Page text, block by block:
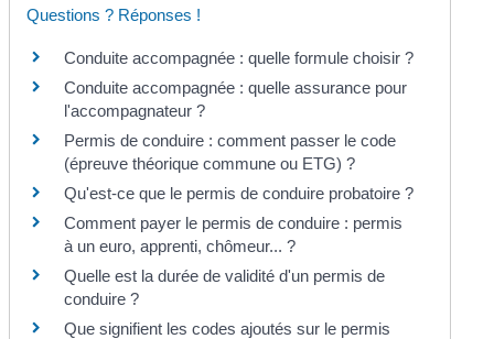
Questions ? Réponses !
Conduite accompagnée : quelle formule choisir ?
Conduite accompagnée : quelle assurance pour
l'accompagnateur ?
Permis de conduire : comment passer le code
(épreuve théorique commune ou ETG) ?
Qu'est-ce que le permis de conduire probatoire ?
Comment payer le permis de conduire : permis
à un euro, apprenti, chômeur... ?
Quelle est la durée de validité d'un permis de
conduire ?
Que signifient les codes ajoutés sur le permis